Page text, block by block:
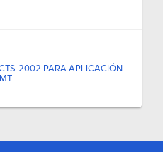
2002 PARA APLICACIÓN